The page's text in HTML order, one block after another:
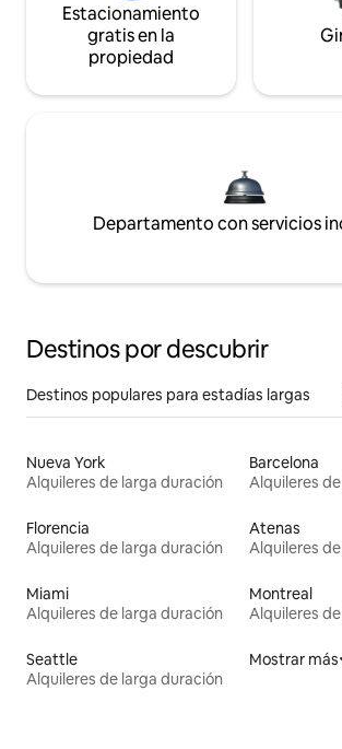
Estacionamiento
gratis en la
propiedad
Departamento con servicios
Destinos por descubrir
Destinos populares para estadías largas
Nueva York
Alquileres de larga duración
Barcelona
Alquileres
Florencia
Alquileres de larga duración
Atenas
Alquileres
Miami
Alquileres de larga duración
Montreal
Alquileres
Seattle
Alquileres de larga duración
Mostrar más